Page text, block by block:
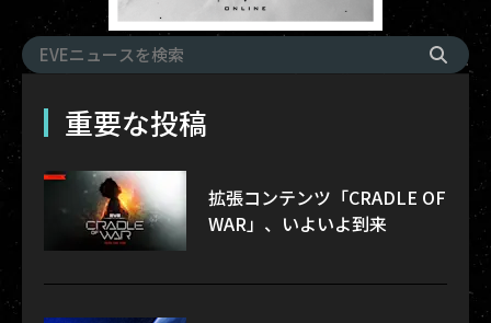
重要な投稿
拡張コンテンツ「CRADLE OF
WAR」、いよいよ到来